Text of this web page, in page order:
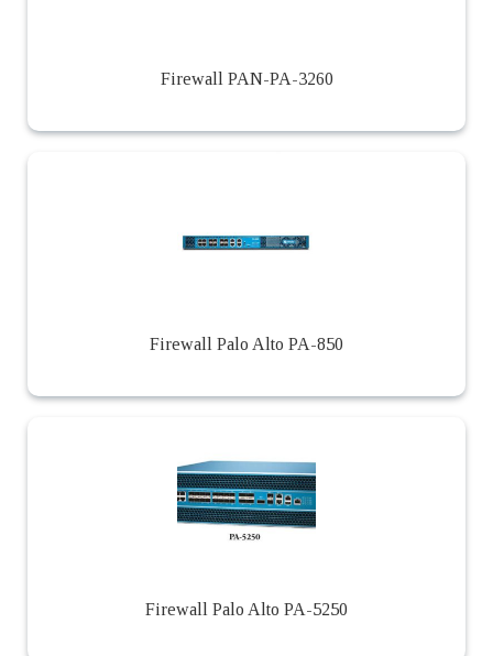
Firewall PAN-PA-3260
Firewall Palo Alto PA-850
Firewall Palo Alto PA-5250